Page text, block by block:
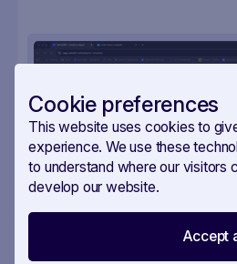
Cookie preferences
This website uses cookies to
experience. We use these
to understand where our visitors
develop our website.
Accept